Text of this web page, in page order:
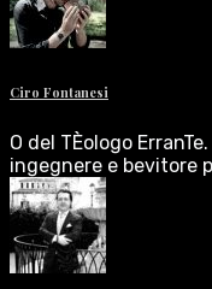
Ciro Fontanesi
O del TÈologo
ingegnere e bevitore